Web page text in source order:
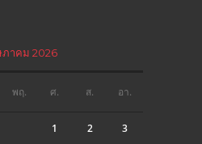
าคม 2026
พฤ. ศ. ส. อา.
1 2 3